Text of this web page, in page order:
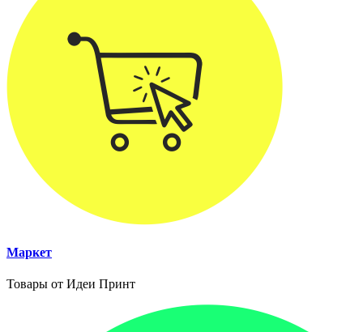
Маркет
Товары от Идеи Принт